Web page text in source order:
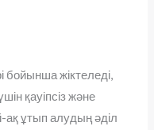
бойынша жіктеледі,
қауіпсіз және
ұтып алудың әділ